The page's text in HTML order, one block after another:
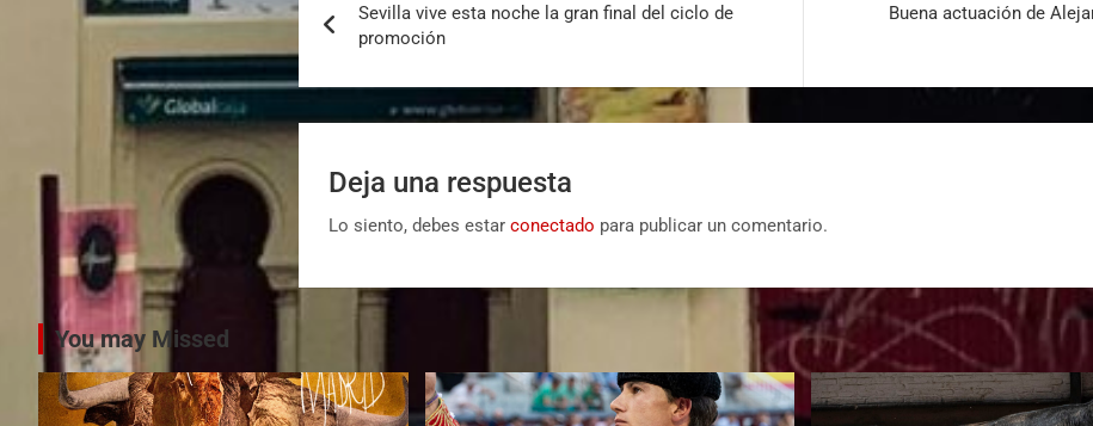
Sevilla vive esta noche la gran final del ciclo de
promoción
Buena actuación de
Deja una respuesta
Lo siento, debes estarconectado para publicar un comentario.
You may Missed